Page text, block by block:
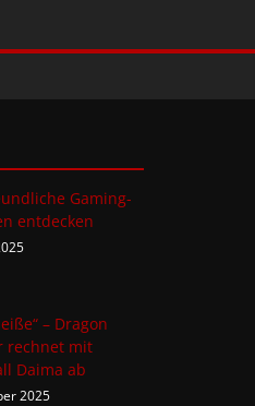
Gaming-
entdecken
– Dragon
rechnet mit
Daima ab
2025